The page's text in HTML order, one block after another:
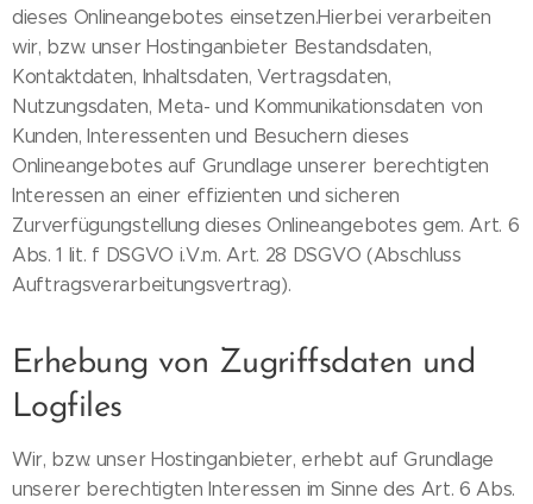
dieses Onlineangebotes einsetzen.Hierbei verarbeiten
wir, bzw. unser Hostinganbieter Bestandsdaten,
Kontaktdaten, Inhaltsdaten, Vertragsdaten,
Nutzungsdaten, Meta- und Kommunikationsdaten von
Kunden, Interessenten und Besuchern dieses
Onlineangebotes auf Grundlage unserer berechtigten
Interessen an einer effizienten und sicheren
Zurverfügungstellung dieses Onlineangebotes gem. Art. 6
Abs. 1 lit. f DSGVO i.V.m. Art. 28 DSGVO (Abschluss
Auftragsverarbeitungsvertrag).
Erhebung von Zugriffsdaten und
Logfiles
Wir, bzw. unser Hostinganbieter, erhebt auf Grundlage
unserer berechtigten Interessen im Sinne des Art. 6 Abs.